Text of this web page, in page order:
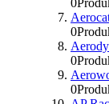
0
0
0
0